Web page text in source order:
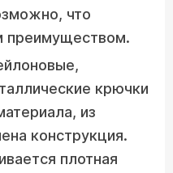
что
преимуществом.
крючки
из
конструкция.
плотная